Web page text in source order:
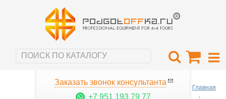
Заказать звонок консультанта
+7 951 193 79 77
Главная